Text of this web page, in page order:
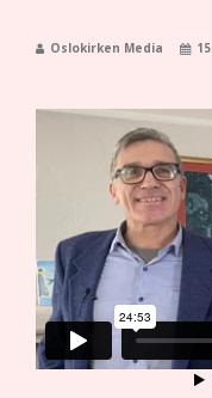
Oslokirken Media